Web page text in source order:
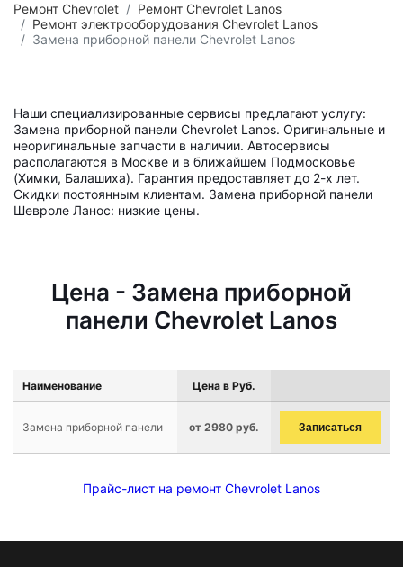
Ремонт Chevrolet
Ремонт Chevrolet Lanos
Ремонт электрооборудования Chevrolet Lanos
Замена приборной панели Chevrolet Lanos
Наши специализированные сервисы предлагают услугу:
Замена приборной панели Chevrolet Lanos. Оригинальные и
неоригинальные запчасти в наличии. Автосервисы
располагаются в Москве и в ближайшем Подмосковье
(Химки, Балашиха). Гарантия предоставляет до 2-х лет.
Скидки постоянным клиентам. Замена приборной панели
Шевроле Ланос: низкие цены.
Цена - Замена приборной
панели Chevrolet Lanos
Наименование Цена в Руб.
Замена приборной панели от 2980 руб. Записаться
Прайс-лист на ремонт Chevrolet Lanos